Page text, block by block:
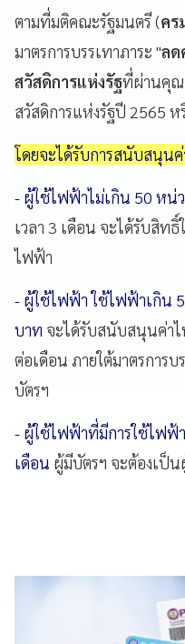
ตามที่มติคณะรัฐมนตรี (คร
มาตรการบรรเทาภาระ "ลด
สวัสดิการแห่งรัฐที่ผ่านคุณ
สวัสดิการแห่งรัฐปี 2565 ห
โดยจะได้รับการสนับสนุน
- ผู้ใช้ไฟฟ้าไม่เกิน 50 หน่
เวลา 3 เดือน จะได้รับสิท
ไฟฟ้า
- ผู้ใช้ไฟฟ้า ใช้ไฟฟ้าเกิน
บาท จะได้รับสนับสนุนค่าไ
ต่อเดือน ภายใต้มาตรการ
บัตรฯ
- ผู้ใช้ไฟฟ้าที่มีการใช้ไฟฟ้
เดือน ผู้มีบัตรฯ จะต้องเป็